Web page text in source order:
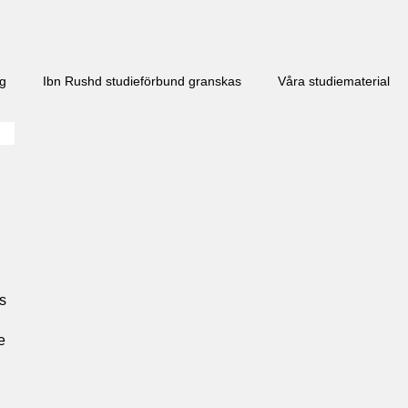
Ibn Rushd studieförbund granskas​ Våra studiematerial